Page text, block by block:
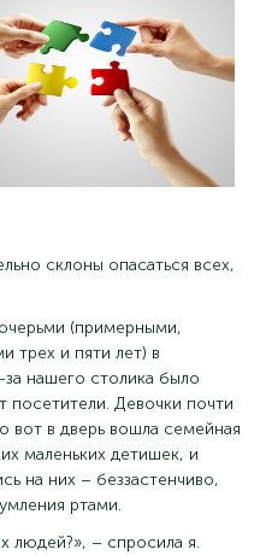
склоны опасаться всех,
(примерными,
трех и пяти лет) в
нашего столика было
посетители. Девочки почти
вот в дверь вошла семейная
маленьких детишек, и
на них – беззастенчиво,
ртами.
людей?», – спросила я.